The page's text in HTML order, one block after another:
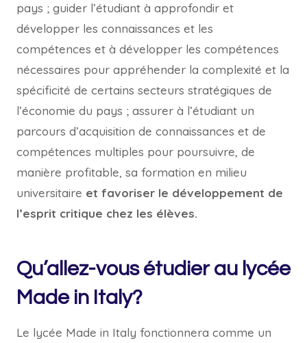
pays ; guider l’étudiant à approfondir et
développer les connaissances et les
compétences et à développer les compétences
nécessaires pour appréhender la complexité et la
spécificité de certains secteurs stratégiques de
l’économie du pays ; assurer à l’étudiant un
parcours d’acquisition de connaissances et de
compétences multiples pour poursuivre, de
manière profitable, sa formation en milieu
universitaire et favoriser le développement de
l’esprit critique chez les élèves.
Qu’allez-vous étudier au lycée
Made in Italy?
Le lycée Made in Italy fonctionnera comme un